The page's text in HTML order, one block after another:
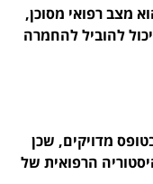
מצב רפואי מסוכן,
להוביל להחמרה
מדויקים, שכן
הרפואית של